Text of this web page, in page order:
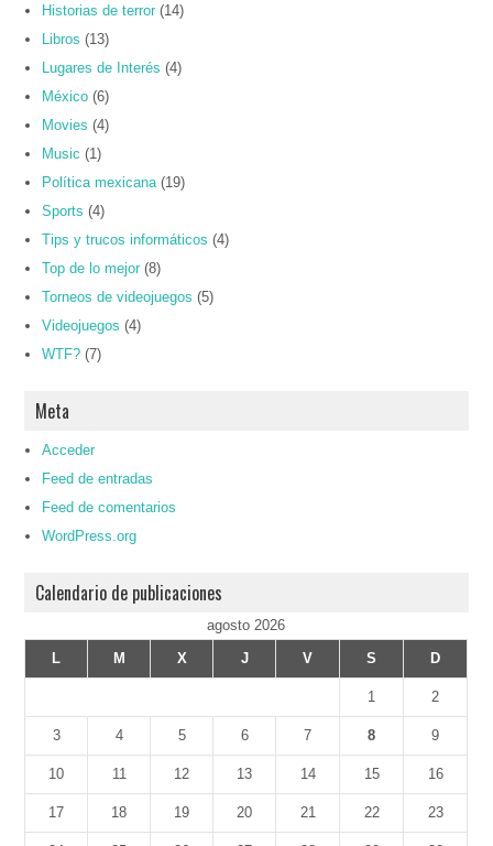
Historias de terror (14)
Libros (13)
Lugares de Interés (4)
México (6)
Movies (4)
Music (1)
Política mexicana (19)
Sports (4)
Tips y trucos informáticos (4)
Top de lo mejor (8)
Torneos de videojuegos (5)
Videojuegos (4)
WTF? (7)
Meta
Acceder
Feed de entradas
Feed de comentarios
WordPress.org
Calendario de publicaciones
agosto 2026
L
M X J V S D
1 2
3 4 5 6 7 8 9
10 11 12 13 14 15 16
17 18 19 20 21 22 23